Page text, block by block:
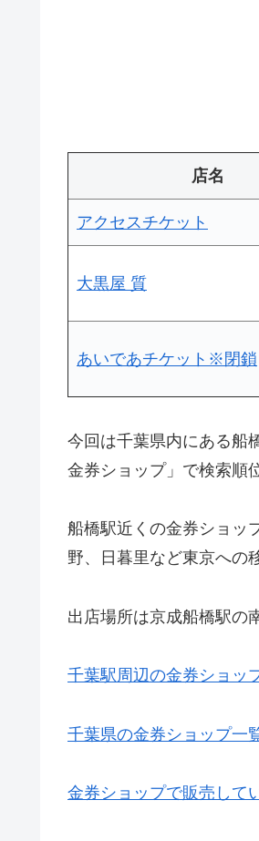
店名
アクセスチケット
大黒屋 質
あいであチケット※閉鎖
今回は千葉県内にある船
金券ショップ」で検索順
船橋駅近くの金券ショッ
野、日暮里など東京への
出店場所は京成船橋駅の
千葉駅周辺の金券ショッ
千葉県の金券ショップ一
金券ショップで販売して